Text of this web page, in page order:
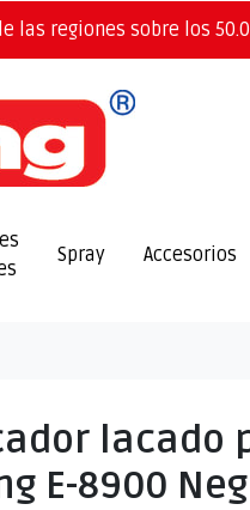
las regiones sobre los
Spray Accesorios
lacado
E-8900